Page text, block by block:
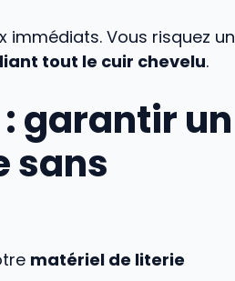
Vous risquez un
tout le cuir chevelu.
garantir un
sans
matériel de literie